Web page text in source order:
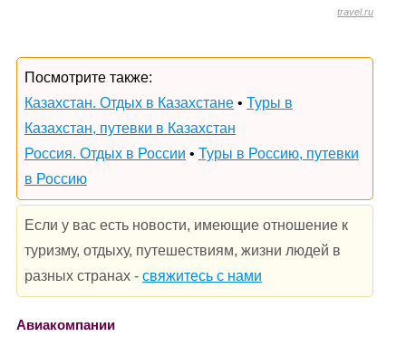
travel.ru
Посмотрите также:
Казахстан. Отдых в Казахстане • Туры в
Казахстан, путевки в Казахстан
Россия. Отдых в России • Туры в Россию, путевки
в Россию
Если у вас есть новости, имеющие отношение к
туризму, отдыху, путешествиям, жизни людей в
разных странах - свяжитесь с нами
Авиакомпании